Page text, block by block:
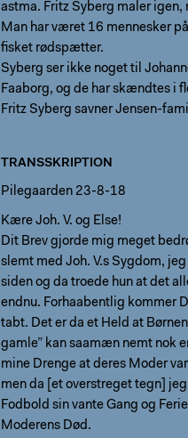
astma. Fritz Syberg maler igen,
Man har været 16 mennesker
fisket rødspætter.
Syberg ser ikke noget til
Faaborg, og de har skændtes i
Fritz Syberg savner Jensen-
TRANSSKRIPTION
Pilegaarden 23-8-18
Kære Joh. V. og Else!
Dit Brev gjorde mig meget
slemt med Joh. V.s Sygdom,
siden og da troede hun at det
endnu. Forhaabentlig kommer
tabt. Det er da et Held at
gamle” kan saamæn nemt nok
mine Drenge at deres Moder
men da [et overstreget tegn]
Fodbold sin vante Gang og
Moderens Død.